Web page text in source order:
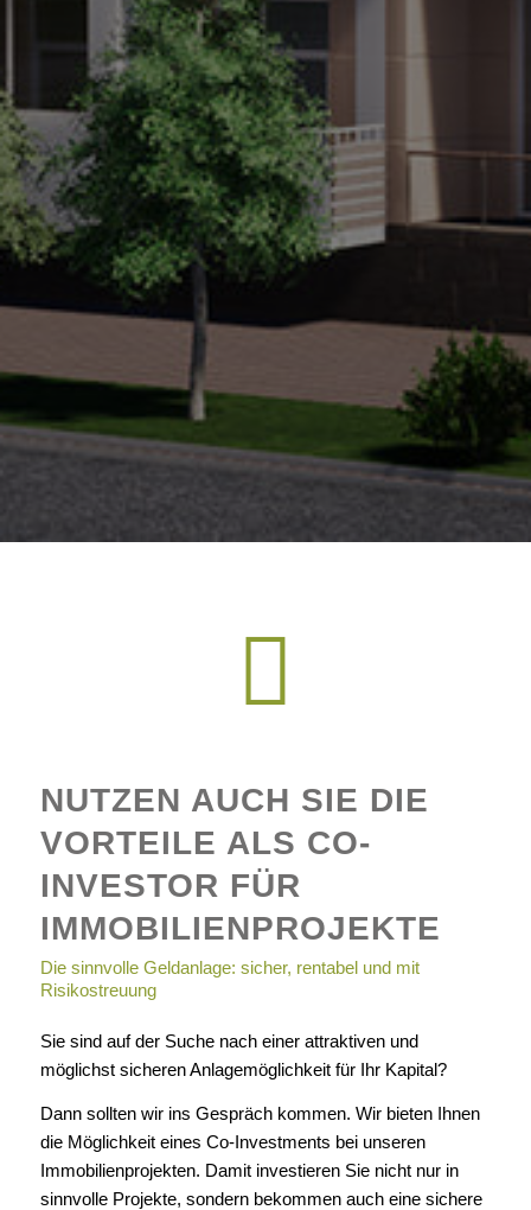
NUTZEN AUCH SIE DIE
VORTEILE ALS CO-
INVESTOR FÜR
IMMOBILIEN­PROJEKTE
Die sinnvolle Geldanlage: sicher, rentabel und mit
Risikostreuung
Sie sind auf der Suche nach einer attraktiven und
möglichst sicheren Anlagemöglichkeit für Ihr Kapital?
Dann sollten wir ins Gespräch kommen. Wir bieten Ihnen
die Möglichkeit eines Co-Investments bei unseren
Immobilienprojekten. Damit investieren Sie nicht nur in
sinnvolle Projekte, sondern bekommen auch eine sichere